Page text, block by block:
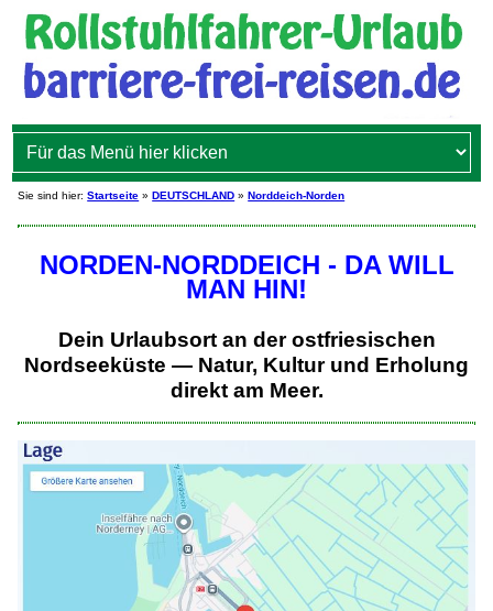
Sie sind hier:Startseite »DEUTSCHLAND »Norddeich-Norden
NORDEN-NORDDEICH - DA WILL
MAN HIN!
Dein Urlaubsort an der ostfriesischen
Nordseeküste — Natur, Kultur und Erholung
direkt am Meer.